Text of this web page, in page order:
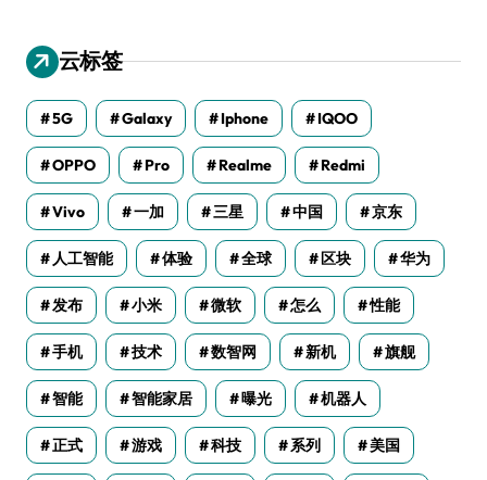
云标签
5G Galaxy Iphone IQOO
OPPO Pro Realme Redmi
Vivo 一加 三星 中国 京东
人工智能 体验 全球 区块 华为
发布 小米 微软 怎么 性能
手机 技术 数智网 新机 旗舰
智能 智能家居 曝光 机器人
正式 游戏 科技 系列 美国